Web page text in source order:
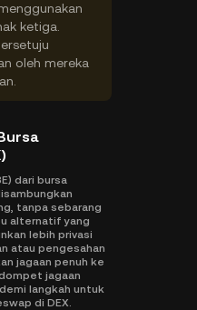
ketiga.
oleh mereka
dari bursa
tanpa sebarang
alternatif yang
lebih privasi
atau pengesahan
jagaan penuh ke
jagaan
langkah untuk
di DEX.